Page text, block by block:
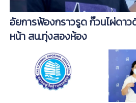
อัยการฟ้องกราวรูด ก๊วนไผ่ดา
หน้า สน.ทุ่งสองห้อง